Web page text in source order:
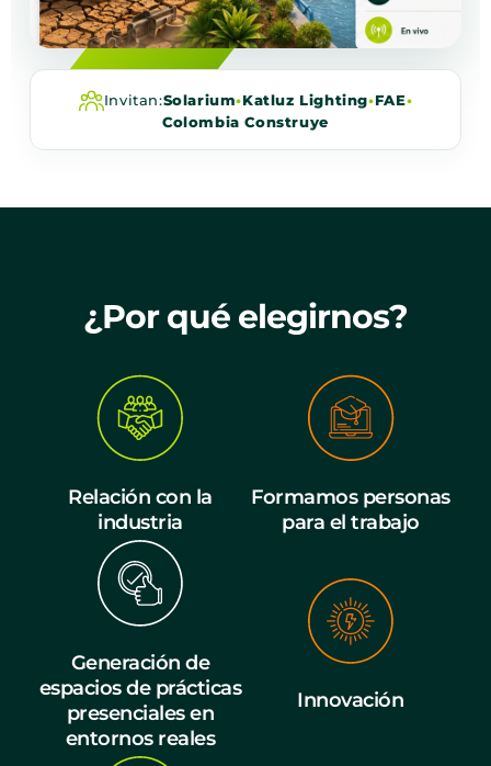
Invitan:Solarium•Katluz Lighting•FAE•
Colombia Construye
¿Por qué elegirnos?
Relación con la
industria
Formamos personas
para el trabajo
Generación de
espacios de prácticas
presenciales en
entornos reales
Innovación